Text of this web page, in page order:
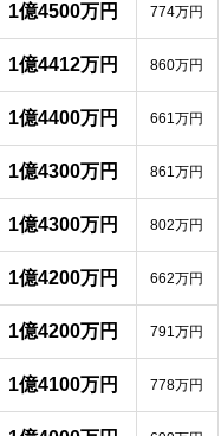
1億4500万円 774万円
1億4412万円 860万円
1億4400万円 661万円
1億4300万円 861万円
1億4300万円 802万円
1億4200万円 662万円
1億4200万円 791万円
1億4100万円 778万円